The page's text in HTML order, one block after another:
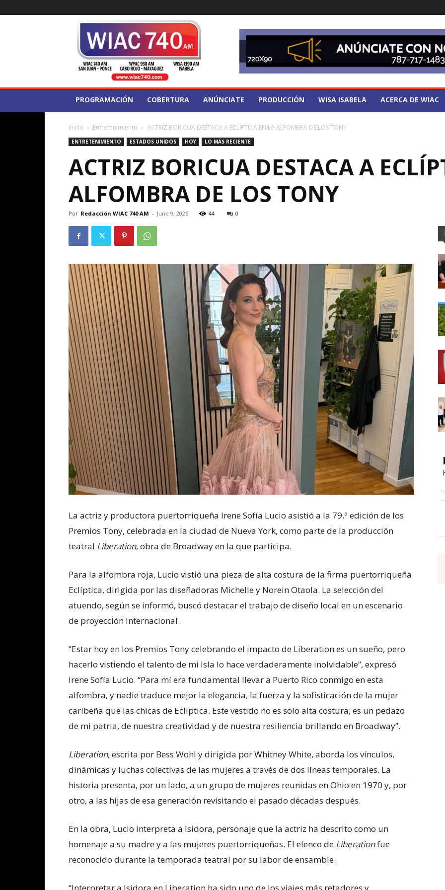
PROGRAMACIÓN COBERTURA ANÚNCIATE PRODUCCIÓN WISA ISABELA ACERCA DE WIAC
Inicio Entretenimiento ACTRIZ BORICUA DESTACA A ECLÍPTICA EN LA ALFOMBRA DE LOS TONY
ENTRETENIMIENTO ESTADOS UNIDOS HOY LO MÁS RECIENTE
ACTRIZ BORICUA DESTACA A
ALFOMBRA DE LOS TONY
Por Redacción WIAC 740 AM - June 9, 2026 44 0
La actriz y productora puertorriqueña Irene Sofía Lucio asistió a la 79.ª edición de los
Premios Tony, celebrada en la ciudad de Nueva York, como parte de la producción
teatral Liberation, obra de Broadway en la que participa.
Para la alfombra roja, Lucio vistió una pieza de alta costura de la firma puertorriqueña
Eclíptica, dirigida por las diseñadoras Michelle y Norein Otaola. La selección del
atuendo, según se informó, buscó destacar el trabajo de diseño local en un escenario
de proyección internacional.
“Estar hoy en los Premios Tony celebrando el impacto de Liberation es un sueño, pero
hacerlo vistiendo el talento de mi Isla lo hace verdaderamente inolvidable”, expresó
Irene Sofía Lucio. “Para mí era fundamental llevar a Puerto Rico conmigo en esta
alfombra, y nadie traduce mejor la elegancia, la fuerza y la sofisticación de la mujer
caribeña que las chicas de Eclíptica. Este vestido no es solo alta costura; es un pedazo
de mi patria, de nuestra creatividad y de nuestra resiliencia brillando en Broadway”.
Liberation, escrita por Bess Wohl y dirigida por Whitney White, aborda los vínculos,
dinámicas y luchas colectivas de las mujeres a través de dos líneas temporales. La
historia presenta, por un lado, a un grupo de mujeres reunidas en Ohio en 1970 y, por
otro, a las hijas de esa generación revisitando el pasado décadas después.
En la obra, Lucio interpreta a Isidora, personaje que la actriz ha descrito como un
homenaje a su madre y a las mujeres puertorriqueñas. El elenco de Liberationfue
reconocido durante la temporada teatral por su labor de ensamble.